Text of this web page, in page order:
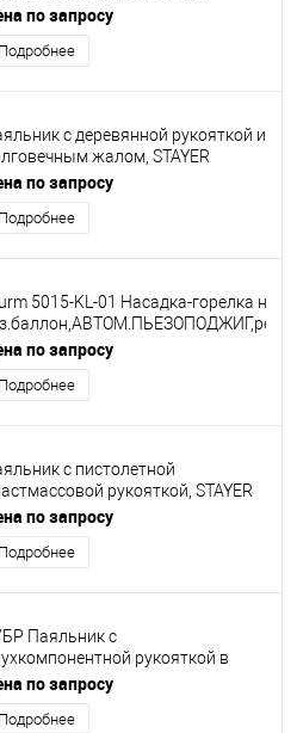
MAXTerm, 55311-150, 150
клин [55311-150]
по запросу
Подробнее
с деревянной рукояткой и
жалом, STAYER
MAXTerm, 55310-60, 60 Вт,
[55310-60]
по запросу
Подробнее
5015-KL-01 Насадка-горелка на
ветра Sturm [5015-KL-01]
по запросу
Подробнее
с пистолетной
рукояткой, STAYER
PROTerm, 55308-130, 30 - 130
с керамическим
элементом [55308-
по запросу
Подробнее
Паяльник c
рукояткой в
с припоем и подставкой,
55402-60, 60Вт,
[55402-60_z01]
по запросу
Подробнее